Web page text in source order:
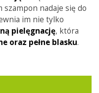
szampon nadaje się do
im nie tylko
pielęgnację, która
oraz pełne blasku.